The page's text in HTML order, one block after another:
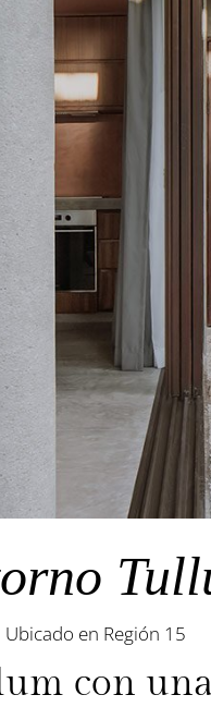
Ubicado en Región 15
con